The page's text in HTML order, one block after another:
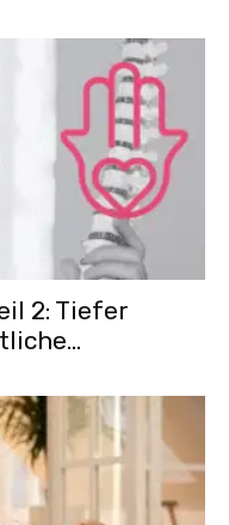
2: Tiefer